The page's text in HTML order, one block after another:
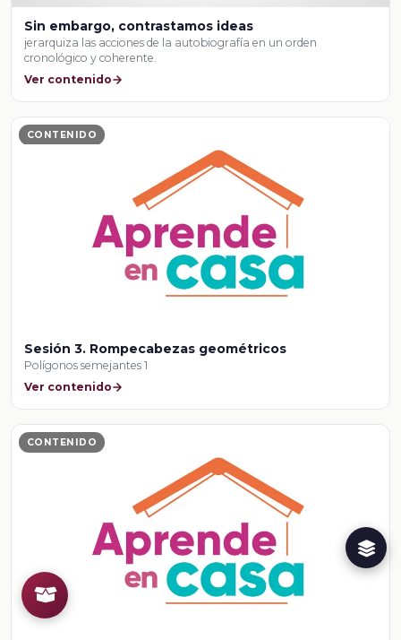
Sin embargo, contrastamos ideas
jerarquiza las acciones de la autobiografía en un orden
cronológico y coherente.
Ver contenido
CONTENIDO
Sesión 3. Rompecabezas geométricos
Polígonos semejantes 1
Ver contenido
CONTENIDO